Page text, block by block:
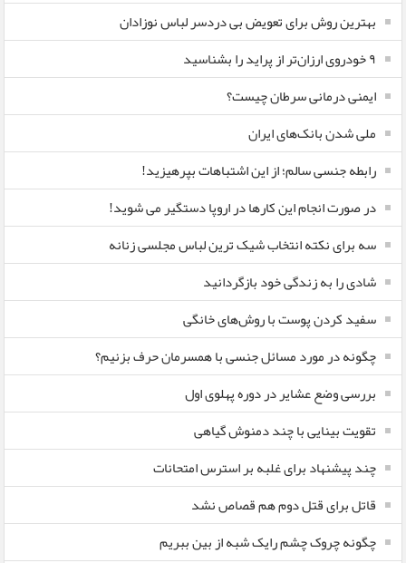
بهترین روش برای تعویض بی دردسر لباس نوزادان
٩ خودروی ارزان‌تر از پراید را بشناسید
ایمنی درمانی سرطان چیست؟
ملی شدن بانک‌های ایران
رابطه جنسی سالم؛ از این اشتباهات بپرهیزید!
در صورت انجام این کارها در اروپا دستگیر می شوید!
سه برای نکته انتخاب شیک ترین لباس مجلسی زنانه
شادی را به زندگی خود بازگردانید
سفید کردن پوست با روش‌های خانگی
چگونه در مورد مسائل جنسی با همسرمان حرف بزنیم؟
بررسی وضع عشایر در دوره پهلوی اول
تقویت بینایی با چند دمنوش گیاهی
چند پیشنهاد برای غلبه بر استرس امتحانات
قاتل برای قتل دوم هم قصاص نشد
چگونه چروک چشم رایک شبه از بین ببریم